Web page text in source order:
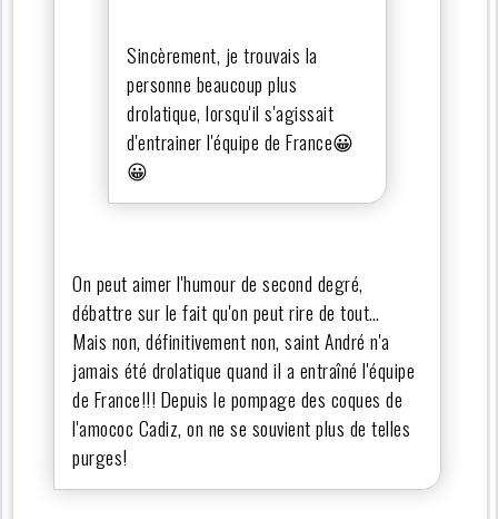
Sincèrement, je trouvais la
personne beaucoup plus
drolatique, lorsqu'il s'agissait
d'entrainer l'équipe de France😀
😀
On peut aimer l'humour de second degré,
débattre sur le fait qu'on peut rire de tout…
Mais non, définitivement non, saint André n'a
jamais été drolatique quand il a entraîné l'équipe
de France!!! Depuis le pompage des coques de
l'amococ Cadiz, on ne se souvient plus de telles
purges!